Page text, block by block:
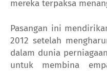
mereka terpaksa
Pasangan ini
2012 setelah
dalam dunia
untuk membina